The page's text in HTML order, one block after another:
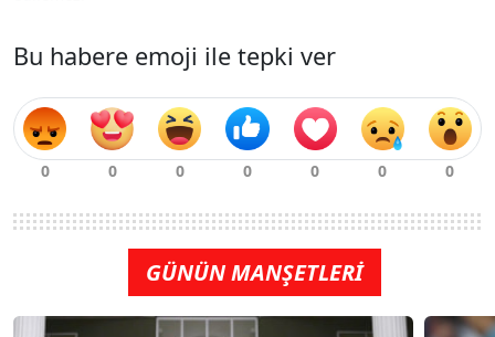
Bu habere emoji ile tepki ver
GÜNÜN MANŞETLERİ